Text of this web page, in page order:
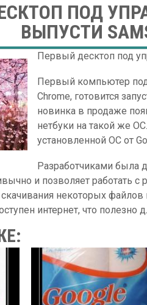
ПОД
ВЫПУСТИ
Первый десктоп под
Первый компьютер
Chrome, готовится
новинка в продаже
нетбуки на такой же
установленной ОС от
Разработчиками была
и позволяет работать
некоторых
интернет, что полезно